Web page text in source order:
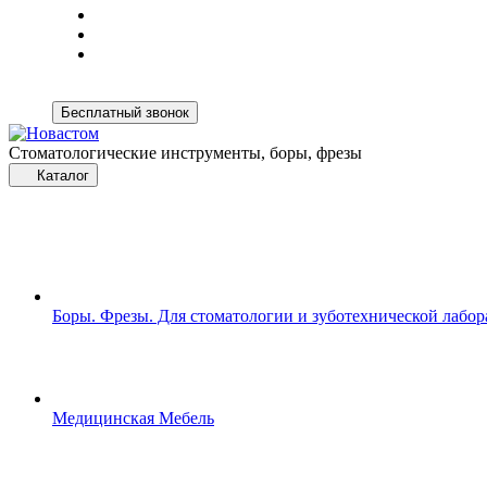
Бесплатный звонок
Стоматологические инструменты, боры, фрезы
Каталог
Боры. Фрезы. Для стоматологии и зуботехнической
Медицинская Мебель